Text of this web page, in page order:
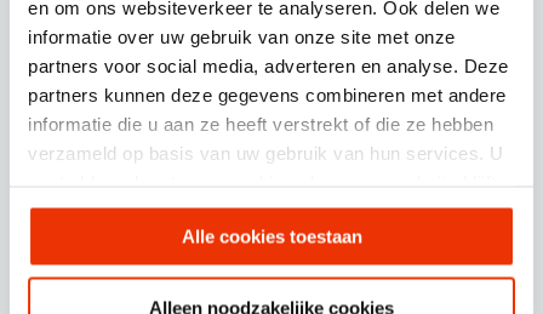
en om ons websiteverkeer te analyseren. Ook delen we
informatie over uw gebruik van onze site met onze
partners voor social media, adverteren en analyse. Deze
partners kunnen deze gegevens combineren met andere
informatie die u aan ze heeft verstrekt of die ze hebben
verzameld op basis van uw gebruik van hun services. U
gebruiken.
Alle cookies toestaan
Alleen noodzakelijke cookies